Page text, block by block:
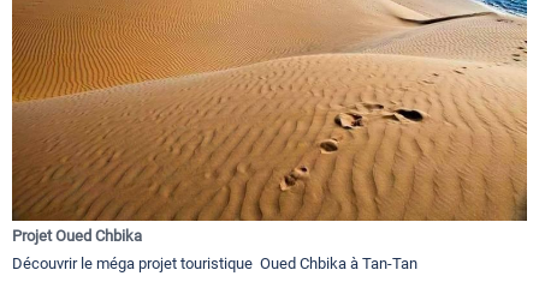
Projet Oued Chbika
Découvrir le méga projet touristique Oued Chbika à Tan-Tan